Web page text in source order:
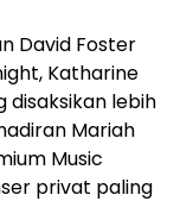
David Foster
, Katharine
disaksikan lebih
Mariah
Music
privat paling